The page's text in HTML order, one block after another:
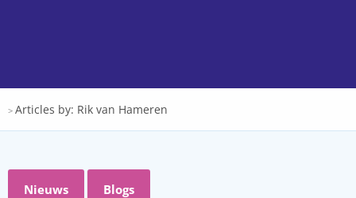
Docspro
> Articles by: Rik van Hameren
Nieuws Blogs